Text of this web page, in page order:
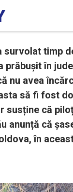
survolat timp
prăbușit în
nu avea
să fi fost
susține că
anunță că
în